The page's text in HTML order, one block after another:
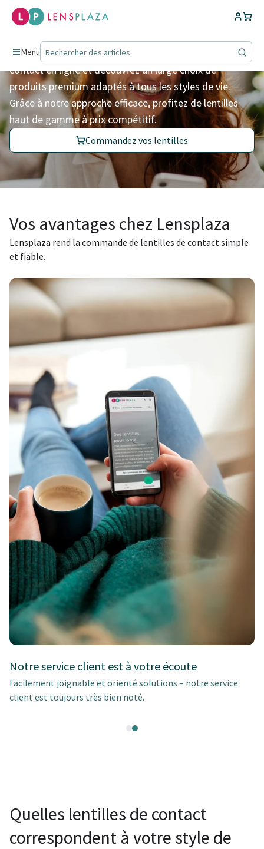
Menu
Des lentilles pour la vie.
Chez Lensplaza, commandez facilement vos lentilles de
contact en ligne et découvrez un large choix de
produits premium adaptés à tous les styles de vie.
Grâce à notre approche efficace, profitez de lentilles
haut de gamme à prix compétitif.
Commandez vos lentilles
Vos avantages chez Lensplaza
Lensplaza rend la commande de lentilles de contact simple
et fiable.
Notre service client est à votre écoute
Facilement joignable et orienté solutions – notre service
client est toujours très bien noté.
Quelles lentilles de contact
correspondent à votre style de